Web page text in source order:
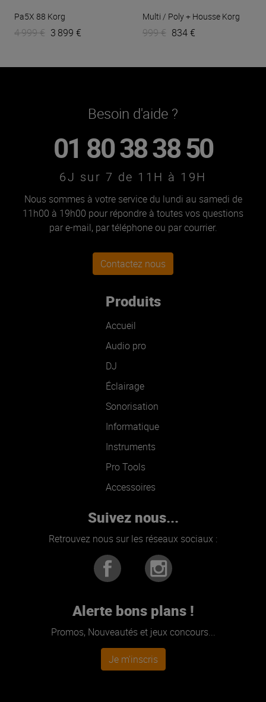
Pa5X 88 Korg
4 999 € 3 899 €
Multi / Poly + Housse Korg
999 € 834 €
Besoin d'aide ?
01 80 38 38 50
6J sur 7 de 11H à 19H
Nous sommes à votre service du lundi au samedi de
11h00 à 19h00 pour répondre à toutes vos questions
par e-mail, par téléphone ou par courrier.
Contactez nous
Produits
Accueil
Audio pro
DJ
Éclairage
Sonorisation
Informatique
Instruments
Pro Tools
Accessoires
Suivez nous...
Retrouvez nous sur les réseaux sociaux :
Alerte bons plans !
Promos, Nouveautés et jeux concours...
Je m'inscris